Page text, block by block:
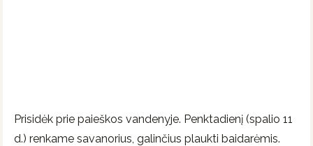
Prisidėk prie paieškos vandenyje. Penktadienį (spalio 11
d.) renkame savanorius, galinčius plaukti baidarėmis.